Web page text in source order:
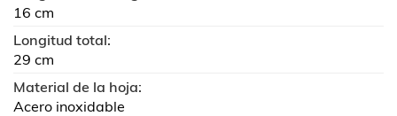
16 cm
Longitud total:
29 cm
Material de la hoja:
Acero inoxidable